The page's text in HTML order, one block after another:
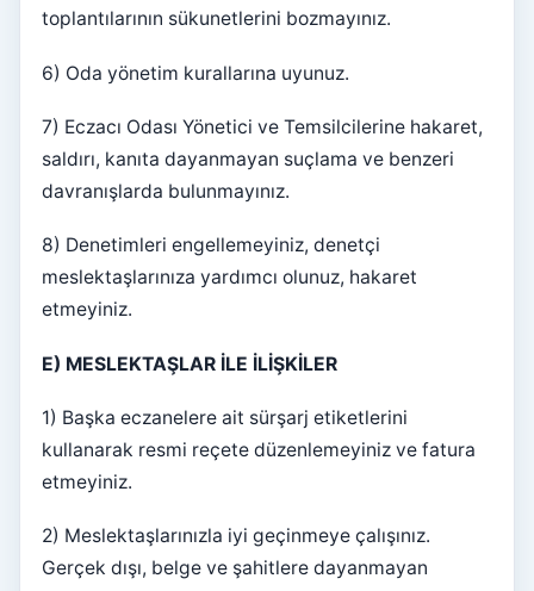
toplantılarının sükunetlerini bozmayınız.
6) Oda yönetim kurallarına uyunuz.
7) Eczacı Odası Yönetici ve Temsilcilerine hakaret,
saldırı, kanıta dayanmayan suçlama ve benzeri
davranışlarda bulunmayınız.
8) Denetimleri engellemeyiniz, denetçi
meslektaşlarınıza yardımcı olunuz, hakaret
etmeyiniz.
E) MESLEKTAŞLAR İLE İLİŞKİLER
1) Başka eczanelere ait sürşarj etiketlerini
kullanarak resmi reçete düzenlemeyiniz ve fatura
etmeyiniz.
2) Meslektaşlarınızla iyi geçinmeye çalışınız.
Gerçek dışı, belge ve şahitlere dayanmayan